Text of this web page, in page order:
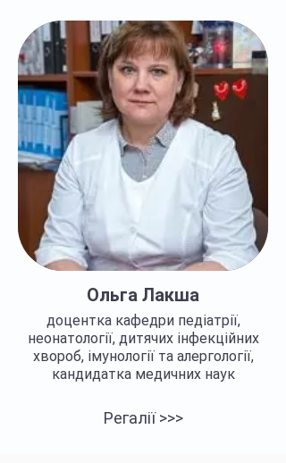
Ольга Лакша
доцентка кафедри педіатрії,
неонатології, дитячих інфекційних
хвороб, імунології та алергології,
кандидатка медичних наук
Регалії >>>